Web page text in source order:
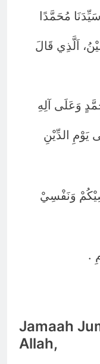
مُحَمَّدًا
اَلَّذِي قَالَ
وَعَلَى آلِهِ
يَوْمِ الدِّيْنِ
وَنَفْسِيْ
.
Jamaah
Allah,